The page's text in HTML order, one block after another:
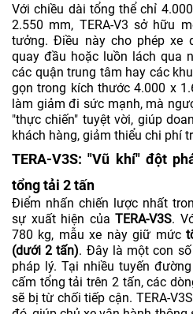
Với chiều dài tổng thể chỉ
2.550 mm, TERA-V3 sở hữu
tưởng. Điều này cho phép xe
quay đầu hoặc luồn lách qua
các quận trung tâm hay các
gọn trong kích thước 4.000 x
làm giảm đi sức mạnh, mà
"thực chiến" tuyệt vời, giúp
khách hàng, giảm thiểu chi phí
TERA-V3S: "Vũ khí" đột
tổng tải 2 tấn
Điểm nhấn chiến lược nhất
sự xuất hiện củaTERA-V3S.
780 kg, mẫu xe này giữ mức
(dưới 2 tấn). Đây là một con
pháp lý. Tại nhiều tuyến
cấm tổng tải trên 2 tấn, các
sẽ bị từ chối tiếp cận. TERA-